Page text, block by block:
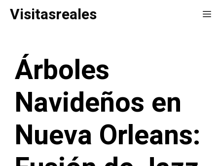
Saltar
Visitasreales
Árboles
Navideños en
Nueva Orleans: